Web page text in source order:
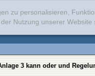
zu personalisieren,
Nutzung unserer
3 kann oder und